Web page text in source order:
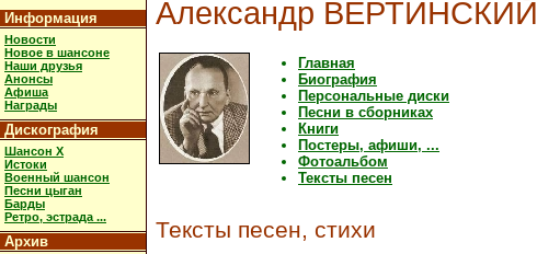
Информация
Новости
Новое в шансоне
Наши друзья
Анонсы
Афиша
Награды
Дискография
Шансон X
Истоки
Военный шансон
Песни цыган
Барды
Ретро, эстрада ...
Архив
Александр ВЕРТИНСКИЙ
Главная
Биография
Персональные диски
Песни в сборниках
Книги
Постеры, афиши, ...
Фотоальбом
Тексты песен
Тексты песен, стихи